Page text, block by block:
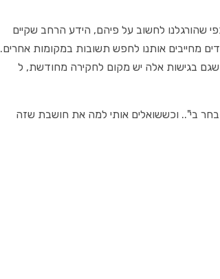
שהורגלנו לחשוב על פיהם, הידע הרחב שקיים
מחייבים אותנו לחפש תשובות במקומות אחרים.
שגם בגישות אלה יש מקום לחקירה מחודשת, ל
בחר בי".. וכששואלים אותי למה את חושבת שזה